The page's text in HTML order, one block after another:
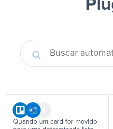
Quando um card for movido